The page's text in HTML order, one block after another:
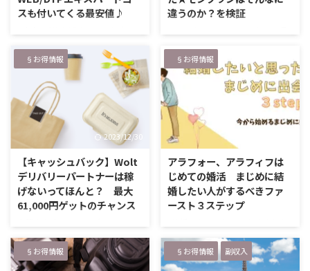
スも付いてくる最安値♪
だいぶ使いこなせるようになって
きて、画像編集、動画作成、アイ
コン、アニメーション、音声入
力、と一通りこなせるようになり
ました。 Canvaは直観的に使え
るので、もともとPCが好きだっ
たせいもあり、簡単にマスター。
ーしたいという願望を瞬く間に叶
えてくれるCanvaが楽しくて仕方
なく。 1か月も経ってないのに、
300近いデザインを作成しました
成にもはまってしまって、1日中P
違うのか？を検証
（金）にモンブランファミリーセ
ール開催されます！ 今回も行く
予定なので、行ったらレポしま
す。 前回はボールペンしか見れ
なかったけれど、今回はレザー製
品と万年筆を見る予定。 会場内
は撮影禁止なので、状況をレポー
にしていてください！ モンブラ
ンのファミリーセールは年に２日
のみ 最高級品と言われるモンブ
ランのファミリーセールに行って
リーセールは、年に２回開催。
２０２ …
§お得情報
2023/12/30
【キャッシュバック】Wolt
デリバリーパートナーは稼
げないってほんと？ 最大
61,000円ゲットのチャンス
有名な＜Wolt＞が配達パートナ
ーを募集していまして、そのキャ
ンペーンが、驚愕。お財布潤うキ
§お得情報
アラフォー、アラフィフは
じめての婚活 まじめに結
婚したい人がするべきファ
ースト３ステップ
月も、何年も経ってしまってい
る。 けれど出会いがない！とい
う、アラフォー、アラフィフの
§お得情報 §お得情報 副収入